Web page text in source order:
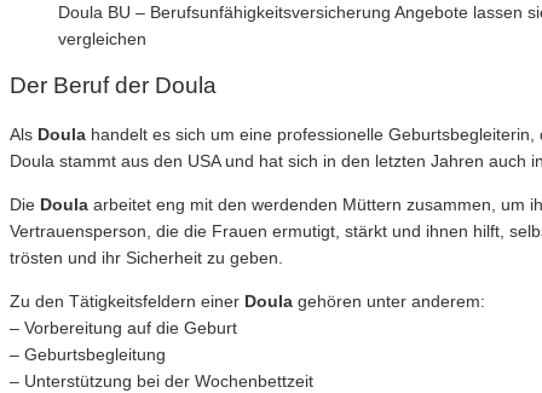
Doula BU – Berufsunfähigkeitsversicherung Angebote lassen
vergleichen
Der Beruf der Doula
Als Doula handelt es sich um eine professionelle
Doula stammt aus den USA und hat sich in den letzten Jahren
Die Doula arbeitet eng mit den werdenden Müttern zusammen, um
Vertrauensperson, die die Frauen ermutigt, stärkt und ihnen hilft,
trösten und ihr Sicherheit zu geben.
Zu den Tätigkeitsfeldern einer Doula gehören unter anderem:
– Vorbereitung auf die Geburt
– Geburtsbegleitung
– Unterstützung bei der Wochenbettzeit